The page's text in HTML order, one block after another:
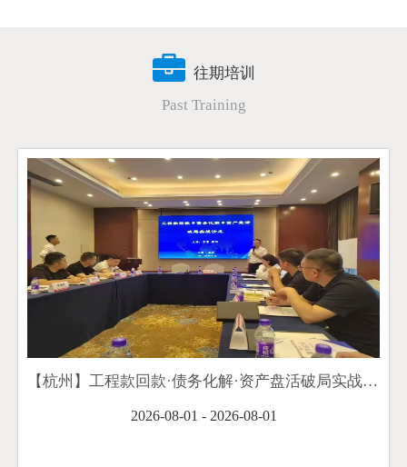
往期培训
Past Training
【杭州】工程款回款·债务化解·资产盘活破局实战沙龙在杭州成功举办
2026-08-01 - 2026-08-01